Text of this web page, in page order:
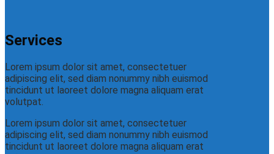
Services
Lorem ipsum dolor sit amet, consectetuer
adipiscing elit, sed diam nonummy nibh euismod
tincidunt ut laoreet dolore magna aliquam erat
volutpat.
Lorem ipsum dolor sit amet, consectetuer
adipiscing elit, sed diam nonummy nibh euismod
tincidunt ut laoreet dolore magna aliquam erat